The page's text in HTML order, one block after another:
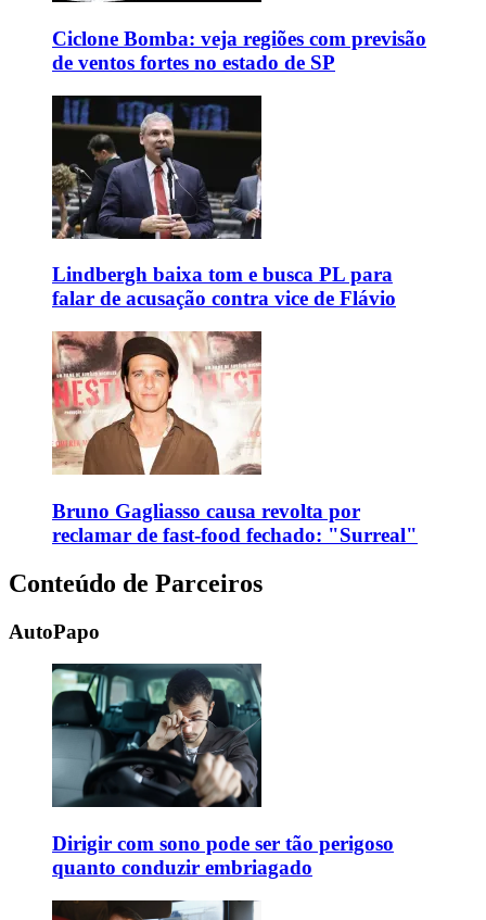
Ciclone Bomba: veja regiões com previsão
de ventos fortes no estado de SP
Lindbergh baixa tom e busca PL para
falar de acusação contra vice de Flávio
Bruno Gagliasso causa revolta por
reclamar de fast-food fechado: "Surreal"
Conteúdo de Parceiros
AutoPapo
Dirigir com sono pode ser tão perigoso
quanto conduzir embriagado